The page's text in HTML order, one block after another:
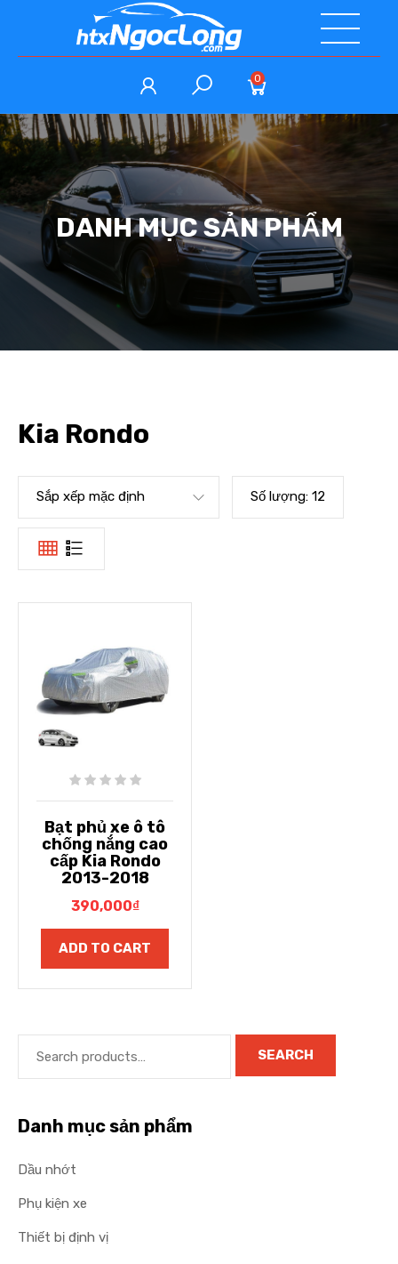
0
DANH MỤC SẢN PHẨM
Kia Rondo
Sắp xếp mặc định Số lượng: 12
Bạt phủ xe ô tô
chống nắng cao
cấp Kia Rondo
2013-2018
390,000₫
ADD TO CART
SEARCH
Danh mục sản phẩm
Dầu nhớt
Phụ kiện xe
Thiết bị định vị